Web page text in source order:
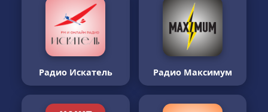
Радио Искатель Радио Максимум